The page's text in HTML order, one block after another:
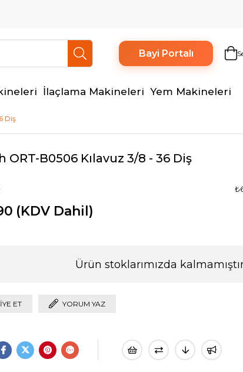
Bayi Portalı
İlaçlama Makineleri Yem Makineleri
Diş
ORT-B0506 Kılavuz 3/8 - 36 Diş
(KDV Dahil)
Ürün stoklarımızda
ET YORUM YAZ